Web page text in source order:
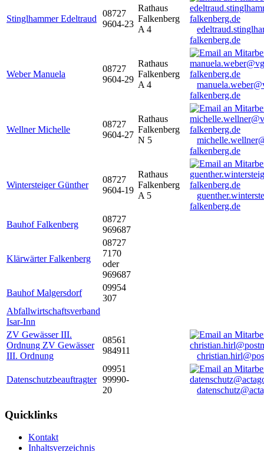
Stinglhammer Edeltraud
08727
9604-23
Rathaus
Falkenberg
A 4
falkenberg.de
Weber Manuela
08727
9604-29
Rathaus
Falkenberg
A 4
falkenberg.de
Wellner Michelle
08727
9604-27
Rathaus
Falkenberg
N 5
falkenberg.de
Wintersteiger Günther
08727
9604-19
Rathaus
Falkenberg
A 5
falkenberg.de
Bauhof Falkenberg
08727
969687
Klärwärter Falkenberg
08727
7170
oder
969687
Bauhof Malgersdorf
09954
307
Abfallwirtschaftsverband
Isar-Inn
ZV Gewässer III.
Ordnung ZV Gewässer
III. Ordnung
08561
984911
Datenschutzbeauftragter
09951
99990-
20
Quicklinks
Kontakt
Inhaltsverzeichnis